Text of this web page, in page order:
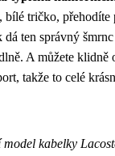
bílé tričko, přehodíte
ten správný
A můžete klidně
takže to celé
model kabelky